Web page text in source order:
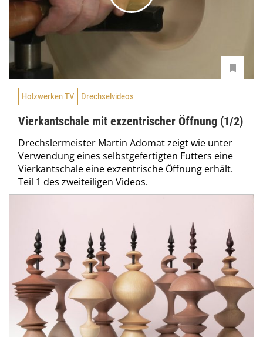
Holzwerken TV Drechselvideos
Vierkantschale mit exzentrischer Öffnung (1/2)
Drechslermeister Martin Adomat zeigt wie unter
Verwendung eines selbstgefertigten Futters eine
Vierkantschale eine exzentrische Öffnung erhält.
Teil 1 des zweiteiligen Videos.